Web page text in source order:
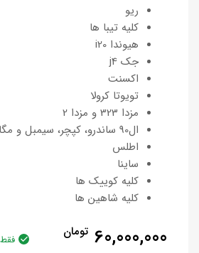
ریو
کلیه تیبا ها
هیوندا i20
جک j4
اکسنت
تویوتا کرولا
مزدا 323 و مزدا 2
ال90 ساندرو، کپچر، سیمبل و مگان
اطلس
ساینا
کلیه کوییک ها
کلیه شاهین ها
60,000,000 تومان